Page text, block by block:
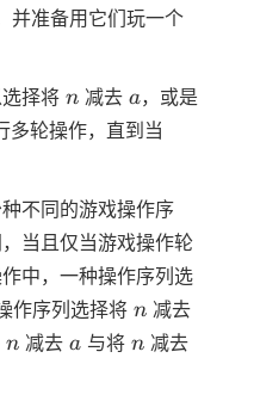
并准备用它们玩一个
择将 n
n 减去 a
a，或是
多轮操作，直到当
不同的游戏操作序
当且仅当游戏操作轮
中，一种操作序列选
作序列选择将 n
n 减去
n
n减去 a
a与将 n
n减去b